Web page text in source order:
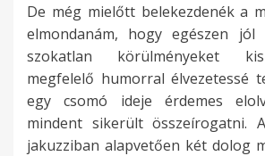
De még mielőtt belekezdenék a
elmondanám, hogy egészen jól
szokatlan körülményeket
megfelelő humorral élvezetessé
egy csomó ideje érdemes
mindent sikerült összeírogatni.
jakuzziban alapvetően két dolog